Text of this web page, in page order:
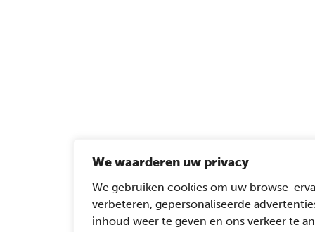
We waarderen uw privacy
We gebruiken cookies om uw browse-
verbeteren, gepersonaliseerde
inhoud weer te geven en ons verkeer te